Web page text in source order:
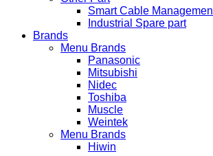
Smart Cable
Industrial Spare part
Brands
Menu Brands
Panasonic
Mitsubishi
Nidec
Toshiba
Muscle
Weintek
Menu Brands
Hiwin